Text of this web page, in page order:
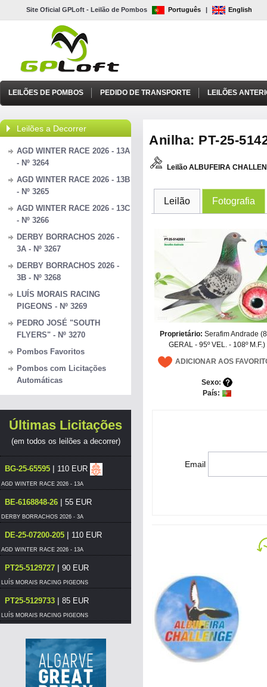
Site Oficial GPLoft - Leilão de Pombos Português | English
LEILÕES DE POMBOS PEDIDO DE TRANSPORTE LEILÕES
Leilões a Decorrer
AGD WINTER RACE 2026 - 13A
- Nº 3264
AGD WINTER RACE 2026 - 13B
- Nº 3265
AGD WINTER RACE 2026 - 13C
- Nº 3266
DERBY BORRACHOS 2026 -
3A - Nº 3267
DERBY BORRACHOS 2026 -
3B - Nº 3268
LUÍS MORAIS RACING
PIGEONS - Nº 3269
PEDRO JOSÉ "SOUTH
FLYERS" - Nº 3270
Pombos Favoritos
Pombos com Licitações
Automáticas
Últimas Licitações
(em todos os leilões a decorrer)
BG-25-65595 | 110 EUR
AGD WINTER RACE 2026 - 13A
BE-6168848-26 | 55 EUR
DERBY BORRACHOS 2026 - 3A
DE-25-07200-205 | 110 EUR
AGD WINTER RACE 2026 - 13A
PT25-5129727 | 90 EUR
LUÍS MORAIS RACING PIGEONS
PT25-5129733 | 85 EUR
LUÍS MORAIS RACING PIGEONS
DERBY BORRACHOS 2026 - 3A
PT26-6019010|95 EUR
PEDRO JOSÉ "SOUTH FLYERS"
Anilha: PT-25-
Leilão ALBUFEIRA
Leilão Fotografia
Proprietário:Serafim Andrade
GERAL - 95º VEL. - 108º M.F.)
ADICIONAR AOS
Sexo:
País:
Email